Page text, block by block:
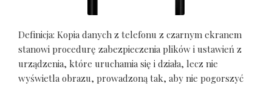
Definicja: Kopia danych z telefonu z czarnym ekranem
stanowi procedurę zabezpieczenia plików i ustawień z
urządzenia, które uruchamia się i działa, lecz nie
wyświetla obrazu, prowadzoną tak, aby nie pogorszyć